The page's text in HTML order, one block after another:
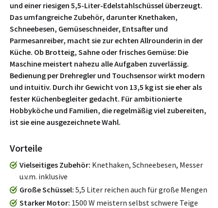
und einer riesigen 5,5-Liter-Edelstahlschüssel überzeugt.
Das umfangreiche Zubehör, darunter Knethaken,
Schneebesen, Gemüseschneider, Entsafter und
Parmesanreiber, macht sie zur echten Allrounderin in der
Küche. Ob Brotteig, Sahne oder frisches Gemüse: Die
Maschine meistert nahezu alle Aufgaben zuverlässig.
Bedienung per Drehregler und Touchsensor wirkt modern
und intuitiv. Durch ihr Gewicht von 13,5 kg ist sie eher als
fester Küchenbegleiter gedacht. Für ambitionierte
Hobbyköche und Familien, die regelmäßig viel zubereiten,
ist sie eine ausgezeichnete Wahl.
Vorteile
Vielseitiges Zubehör Knethaken, Schneebesen, Messer
u.v.m. inklusive
Große Schüssel 5,5 Liter reichen auch für große Mengen
Starker Motor 1500 W meistern selbst schwere Teige